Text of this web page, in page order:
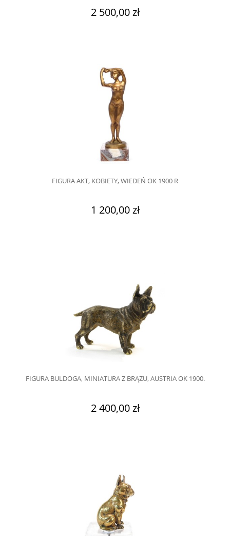
2 500,00 zł
FIGURA AKT, KOBIETY, WIEDEŃ OK 1900 R
1 200,00 zł
FIGURA BULDOGA, MINIATURA Z BRĄZU, AUSTRIA OK 1900.
2 400,00 zł